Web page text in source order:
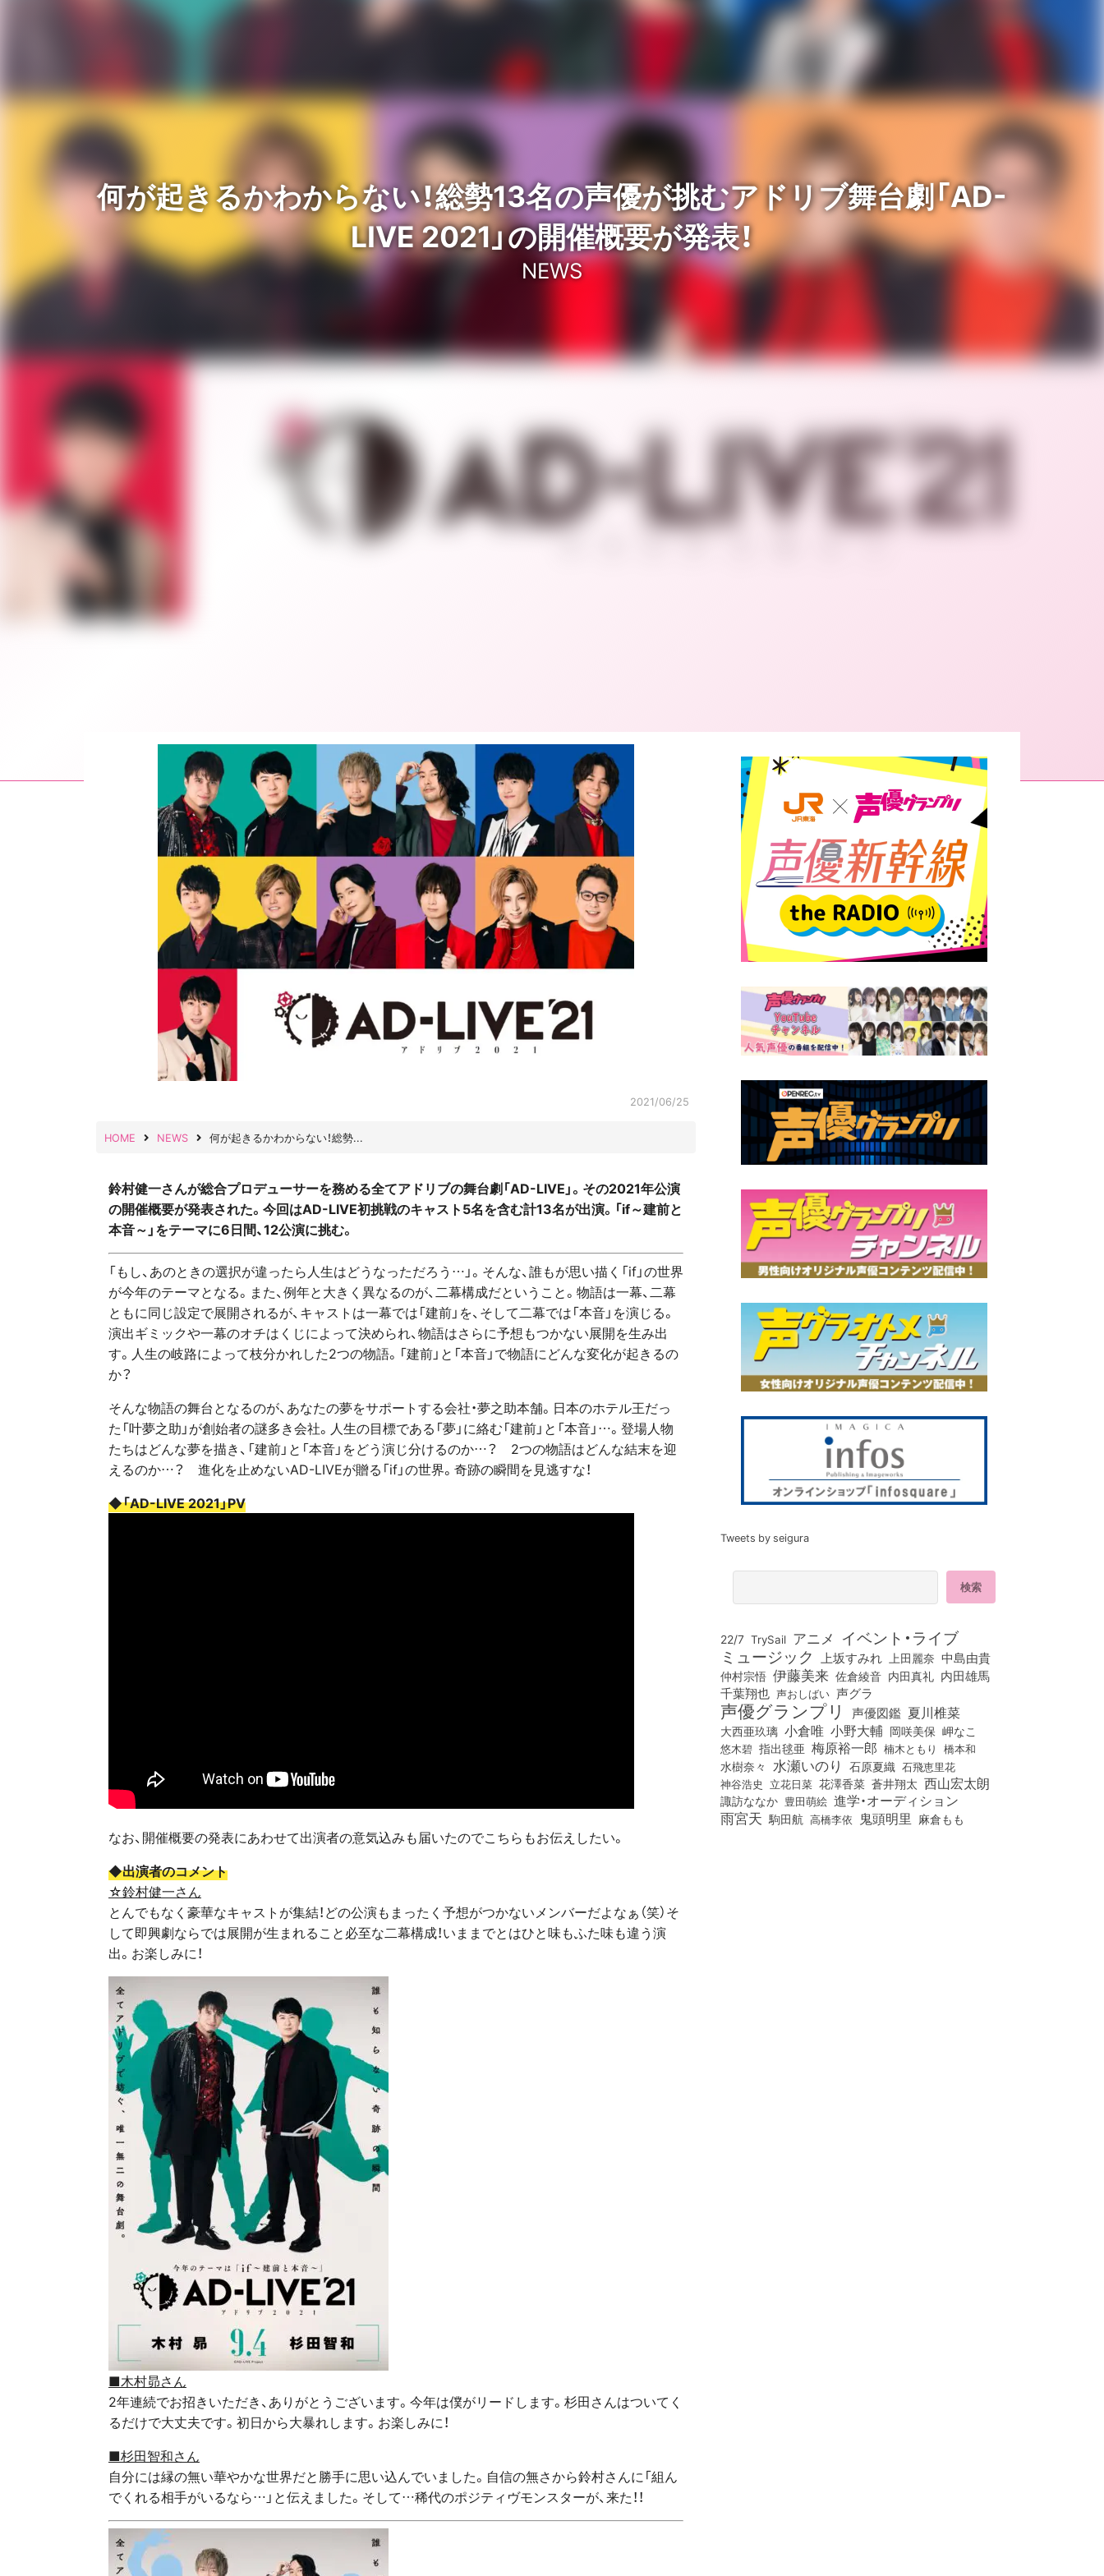
何が起きるかわからない！総勢13名の声優が挑むアドリブ舞台劇「AD-
LIVE 2021」の開催概要が発表！
NEWS
2021/06/25
HOME NEWS 何が起きるかわからない！総勢...
鈴村健一さんが総合プロデューサーを務める全てアドリブの舞台劇「AD-LIVE」。その2021年公演
の開催概要が発表された。今回はAD-LIVE初挑戦のキャスト5名を含む計13名が出演。「if～建前と
本音～」をテーマに6日間、12公演に挑む。
「もし、あのときの選択が違ったら人生はどうなっただろう…」。そんな、誰もが思い描く「if」の世界
が今年のテーマとなる。また、例年と大きく異なるのが、二幕構成だということ。物語は一幕、二幕
ともに同じ設定で展開されるが、キャストは一幕では「建前」を、そして二幕では「本音」を演じる。
演出ギミックや一幕のオチはくじによって決められ、物語はさらに予想もつかない展開を生み出
す。人生の岐路によって枝分かれした2つの物語。「建前」と「本音」で物語にどんな変化が起きるの
か？
そんな物語の舞台となるのが、あなたの夢をサポートする会社・夢之助本舗。日本のホテル王だっ
た「叶夢之助」が創始者の謎多き会社。人生の目標である「夢」に絡む「建前」と「本音」…。登場人物
たちはどんな夢を描き、「建前」と「本音」をどう演じ分けるのか…？ 2つの物語はどんな結末を迎
えるのか…？ 進化を止めないAD-LIVEが贈る「if」の世界。奇跡の瞬間を見逃すな！
◆「AD-LIVE 2021」PV
なお、開催概要の発表にあわせて出演者の意気込みも届いたのでこちらもお伝えしたい。
◆出演者のコメント
☆鈴村健一さん
とんでもなく豪華なキャストが集結！どの公演もまったく予想がつかないメンバーだよなぁ（笑）そ
して即興劇ならでは展開が生まれること必至な二幕構成！いままでとはひと味もふた味も違う演
出。お楽しみに！
■木村昴さん
2年連続でお招きいただき、ありがとうございます。今年は僕がリードします。杉田さんはついてく
るだけで大丈夫です。初日から大暴れします。お楽しみに！
■杉田智和さん
自分には縁の無い華やかな世界だと勝手に思い込んでいました。自信の無さから鈴村さんに「組ん
でくれる相手がいるなら…」と伝えました。そして…稀代のポジティヴモンスターが、来た！！
Tweets by seigura
22/7 TrySail アニメ イベント・ライブ
ミュージック 上坂すみれ 上田麗奈 中島由貴
仲村宗悟 伊藤美来 佐倉綾音 内田真礼 内田雄馬
千葉翔也 声おしばい 声グラ
声優グランプリ 声優図鑑 夏川椎菜
大西亜玖璃 小倉唯 小野大輔 岡咲美保 岬なこ
悠木碧 指出毬亜 梅原裕一郎 楠木ともり 橋本和
水樹奈々 水瀬いのり 石原夏織 石飛恵里花
神谷浩史 立花日菜 花澤香菜 蒼井翔太 西山宏太朗
諏訪ななか 豊田萌絵 進学・オーディション
雨宮天 駒田航 高橋李依 鬼頭明里 麻倉もも